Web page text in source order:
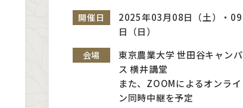
開催日
2025年03月08日（土）・09
日（日）
会場
東京農業大学 世田谷キャンパ
ス 横井講堂
また、ZOOMによるオンライ
ン同時中継を予定